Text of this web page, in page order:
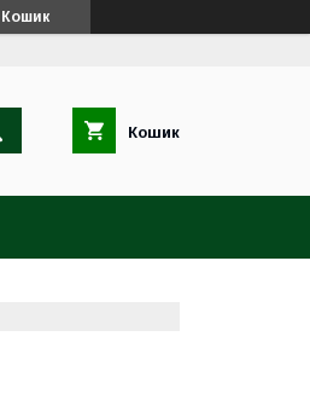
Кошик
Кошик